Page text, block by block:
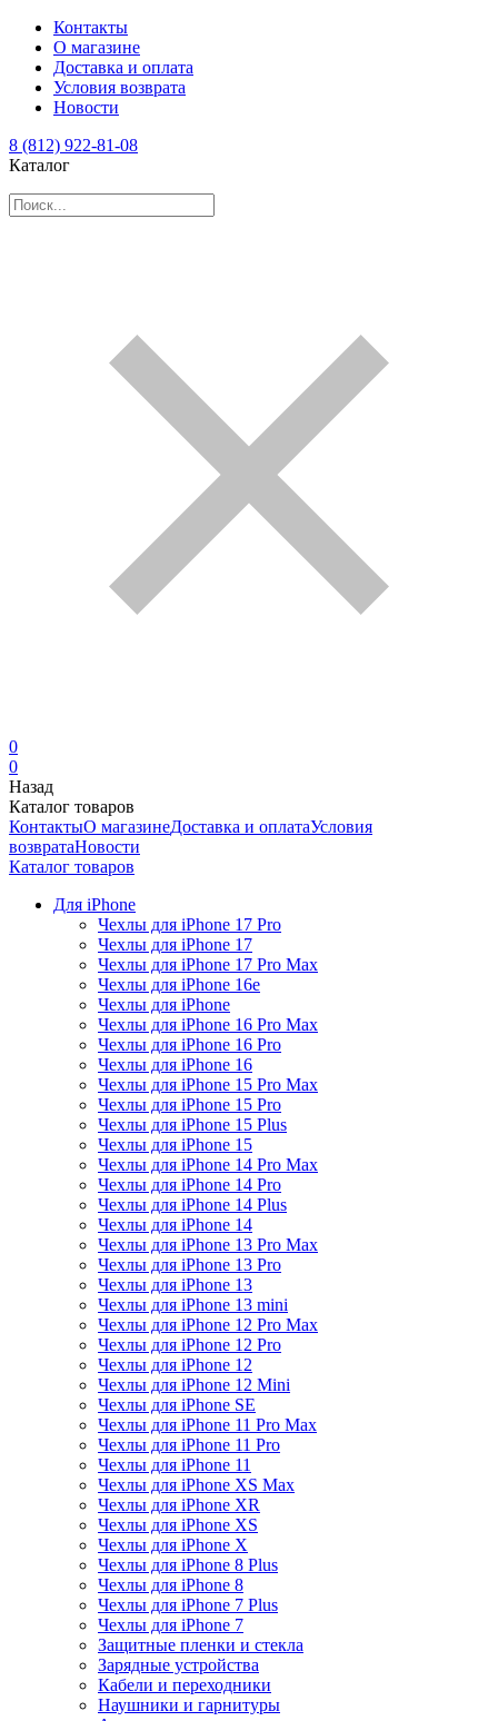
Контакты
О магазине
Доставка и оплата
Условия возврата
Новости
8 (812) 922-81-08
Каталог
0
0
Назад
Каталог товаров
КонтактыО магазинеДоставка и оплатаУсловия
возвратаНовости
Каталог товаров
Для iPhone
Чехлы для iPhone 17 Pro
Чехлы для iPhone 17
Чехлы для iPhone 17 Pro Max
Чехлы для iPhone 16e
Чехлы для iPhone
Чехлы для iPhone 16 Pro Max
Чехлы для iPhone 16 Pro
Чехлы для iPhone 16
Чехлы для iPhone 15 Pro Max
Чехлы для iPhone 15 Pro
Чехлы для iPhone 15 Plus
Чехлы для iPhone 15
Чехлы для iPhone 14 Pro Max
Чехлы для iPhone 14 Pro
Чехлы для iPhone 14 Plus
Чехлы для iPhone 14
Чехлы для iPhone 13 Pro Max
Чехлы для iPhone 13 Pro
Чехлы для iPhone 13
Чехлы для iPhone 13 mini
Чехлы для iPhone 12 Pro Max
Чехлы для iPhone 12 Pro
Чехлы для iPhone 12
Чехлы для iPhone 12 Mini
Чехлы для iPhone SE
Чехлы для iPhone 11 Pro Max
Чехлы для iPhone 11 Pro
Чехлы для iPhone 11
Чехлы для iPhone XS Max
Чехлы для iPhone XR
Чехлы для iPhone XS
Чехлы для iPhone X
Чехлы для iPhone 8 Plus
Чехлы для iPhone 8
Чехлы для iPhone 7 Plus
Чехлы для iPhone 7
Защитные пленки и стекла
Зарядные устройства
Кабели и переходники
Наушники и гарнитуры